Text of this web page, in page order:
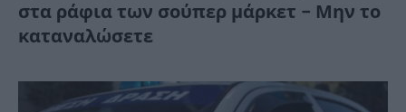
στα ράφια των σούπερ μάρκετ – Μην το
καταναλώσετε